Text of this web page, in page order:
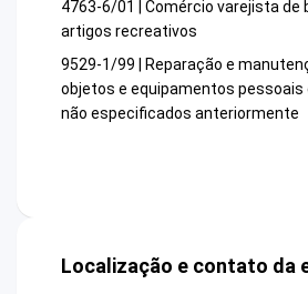
4763-6/01 | Comércio varejista de
artigos recreativos
9529-1/99 | Reparação e
objetos e equipamentos
não especificados anteriormente
Localização e contato da